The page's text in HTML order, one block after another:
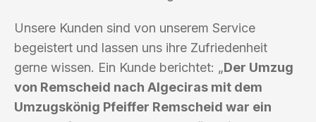
Unsere Kunden sind von unserem Service
begeistert und lassen uns ihre Zufriedenheit
gerne wissen. Ein Kunde berichtet: „Der Umzug
von Remscheid nach Algeciras mit dem
Umzugskönig Pfeiffer Remscheid war ein